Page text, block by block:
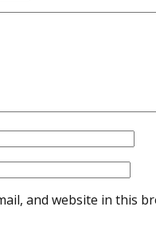
and website in this